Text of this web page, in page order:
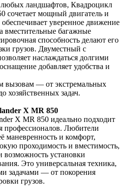
ландшафтов, Квадроцикл
сочетает мощный двигатель и
уверенное движение
вместительные багажные
способность делают его
грузов. Двуместный с
наслаждаться долгими
добавляет удобства и
вызовам — от экстремальных
хозяйственных задач.
X MR 850
X MR 850 идеально подходит
профессионалов. Любители
маневренность и комфорт,
проходимость и вместимость,
установки
Это универсальная техника,
задачами — от покорения
грузов.